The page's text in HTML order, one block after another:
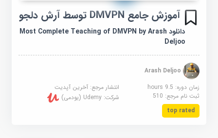
آموزش جامع DMVPN توسط آرش دلجو
دانلود Most Complete Teaching of DMVPN by Arash
Deljoo
Arash Deljoo
زمان دوره: 9.5 hours
انتشار مرجع:آخرین آپدیت
ثبت نام مرجع:510 شرکت:Udemy (یودمی)
top rated